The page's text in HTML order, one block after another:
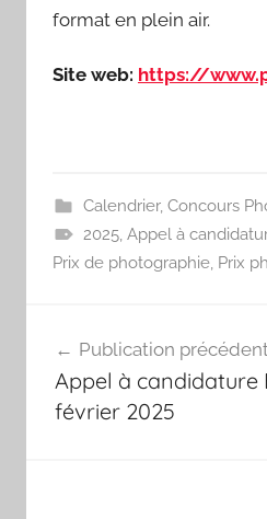
format en plein air.
Site web: https://
Calendrier, Concours
2025, Appel à
Prix de photographie, Prix
de
l’article
Publication
Appel à candidature
février 2025